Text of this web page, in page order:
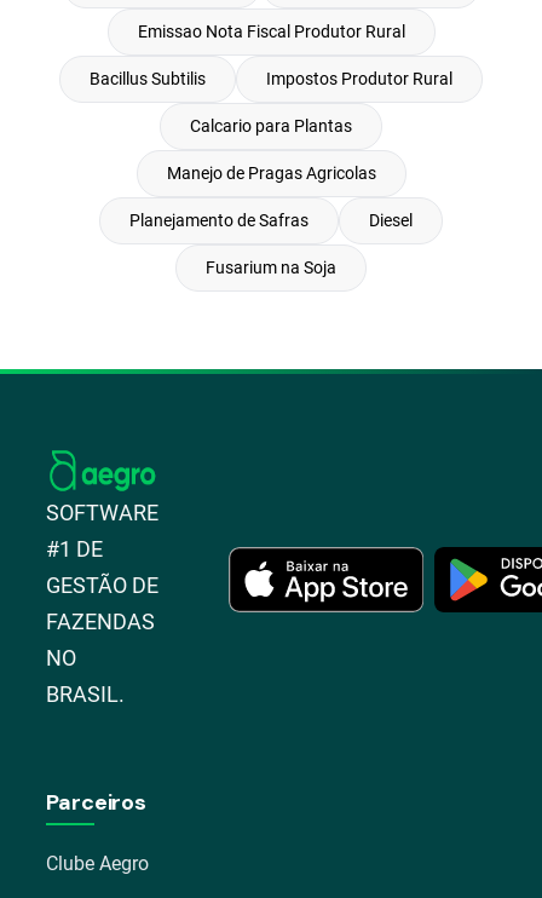
Emissao Nota Fiscal Produtor Rural
Bacillus Subtilis Impostos Produtor Rural
Calcario para Plantas
Manejo de Pragas Agricolas
Planejamento de Safras Diesel
Fusarium na Soja
SOFTWARE
#1 DE
GESTÃO DE
FAZENDAS
NO
BRASIL.
Parceiros
Clube Aegro